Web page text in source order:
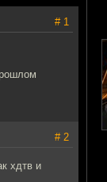
# 1
# 2
хдтв и